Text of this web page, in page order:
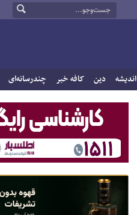
اندیشه دین کافه خبر چندرسانه‌ای